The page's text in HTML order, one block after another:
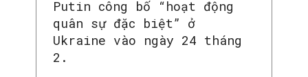
Putin công bố “hoạt động
quân sự đặc biệt” ở
Ukraine vào ngày 24 tháng
2.